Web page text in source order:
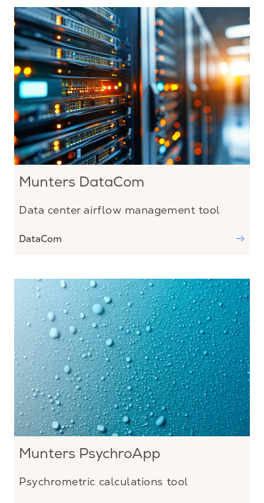
Munters DataCom
Data center airflow management tool
DataCom
Munters PsychroApp
Psychrometric calculations tool